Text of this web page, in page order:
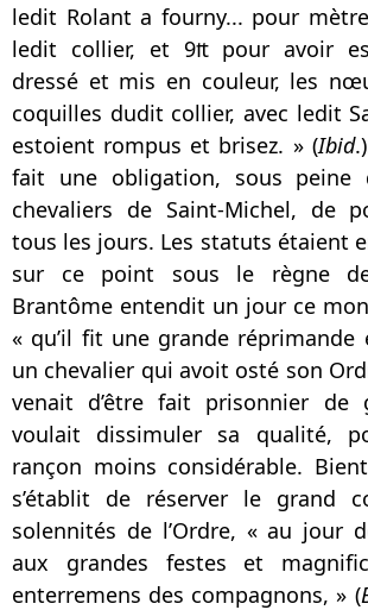
ledit Rolant a fourny... pour
ledit collier, et 9₶ pour avoir
dressé et mis en couleur, les
coquilles dudit collier, avec ledit
estoient rompus et brisez. » (Ibid
fait une obligation, sous peine
chevaliers de Saint-Michel, de
tous les jours. Les statuts étaient
sur ce point sous le règne
Brantôme entendit un jour ce
« qu’il fit une grande réprimande
un chevalier qui avoit osté son
venait d’être fait prisonnier de
voulait dissimuler sa qualité,
rançon moins considérable.
s’établit de réserver le grand
solennités de l’Ordre, « au jour
aux grandes festes et
enterremens des compagnons, » (